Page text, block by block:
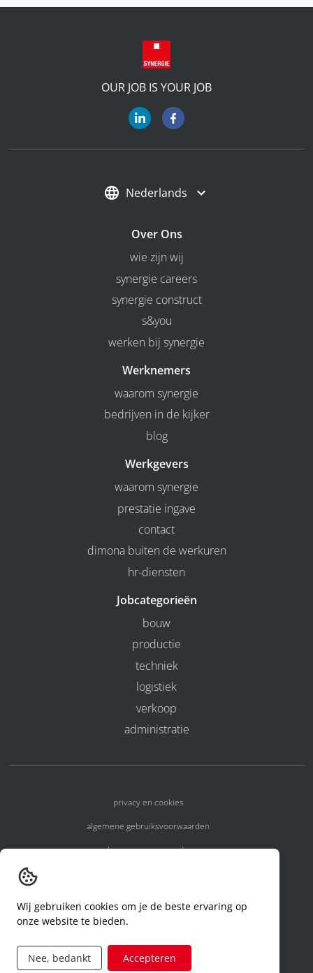
OUR JOB IS YOUR JOB
Nederlands
Over Ons
wie zijn wij
synergie careers
synergie construct
s&you
werken bij synergie
Werknemers
waarom synergie
bedrijven in de kijker
blog
Werkgevers
waarom synergie
prestatie ingave
contact
dimona buiten de werkuren
hr-diensten
Jobcategorieën
bouw
productie
techniek
logistiek
verkoop
administratie
privacy en cookies
algemene gebruiksvoorwaarden
algemene voorwaarden
code of conduct
aanvraag rechten ivm privacy
Wij gebruiken cookies om je de beste ervaring op
onze website te bieden.
Nee, bedankt Accepteren